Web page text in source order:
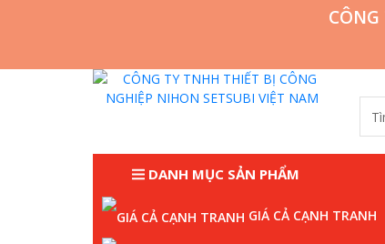
DANH MỤC SẢN PHẨM
GIÁ CẢ CẠNH TRANH
Trang chủ Đầu nối thủy lực